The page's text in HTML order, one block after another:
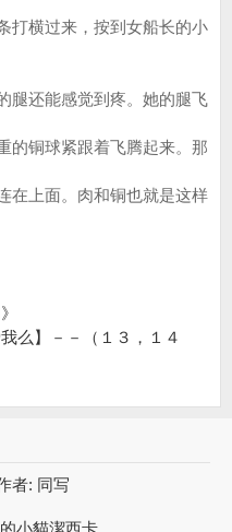
打横过来，按到女船长的小
还能感觉到疼。她的腿飞
的铜球紧跟着飞腾起来。那
在上面。肉和铜也就是这样
么】－－（１３，１４
者: 同写
小貓潔西卡